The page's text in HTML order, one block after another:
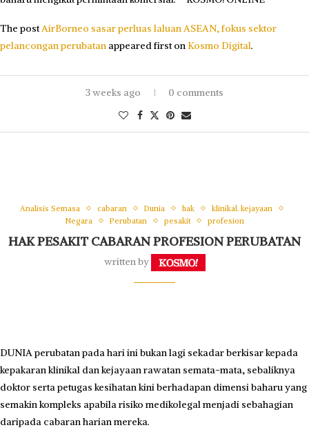
The postAirBorneo sasar perluas laluan ASEAN, fokus sektor
pelancongan perubatan appeared first on Kosmo Digital.
3 weeks ago 0 comments
Analisis Semasa cabaran Dunia hak
klinikal. kejayaan
Negara
Perubatan pesakit profesion
HAK PESAKIT CABARAN PROFESION PERUBATAN
written by
DUNIA perubatan pada hari ini bukan lagi sekadar berkisar kepada
kepakaran klinikal dan kejayaan rawatan semata-mata, sebaliknya
doktor serta petugas kesihatan kini berhadapan dimensi baharu yang
semakin kompleks apabila risiko medikolegal menjadi sebahagian
daripada cabaran harian mereka.